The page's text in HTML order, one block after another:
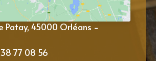
Patay, 45000 Orléans -
77 08 56